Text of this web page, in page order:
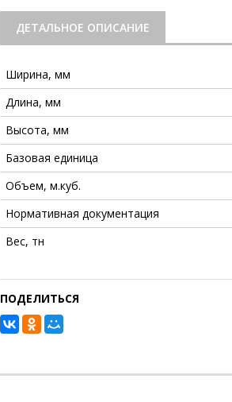
ДЕТАЛЬНОЕ ОПИСАНИЕ
Ширина, мм
Длина, мм
Высота, мм
Базовая единица
Объем, м.куб.
Нормативная документация
Вес, тн
ПОДЕЛИТЬСЯ